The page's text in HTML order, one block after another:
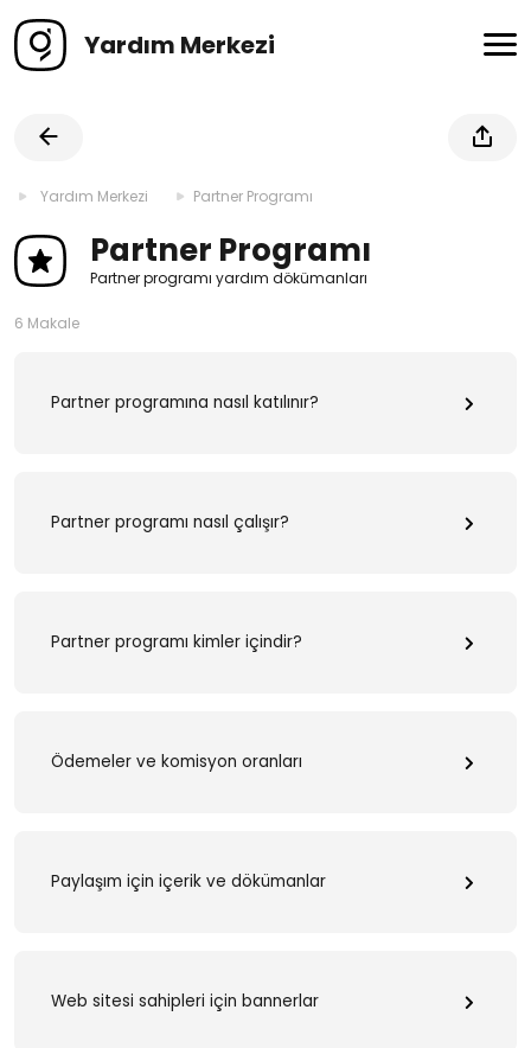
Yardım Merkezi
Yardım Merkezi Partner Programı
Partner Programı
Partner programı yardım dökümanları
6 Makale
Partner programına nasıl katılınır?
Partner programı nasıl çalışır?
Partner programı kimler içindir?
Ödemeler ve komisyon oranları
Paylaşım için içerik ve dökümanlar
Web sitesi sahipleri için bannerlar